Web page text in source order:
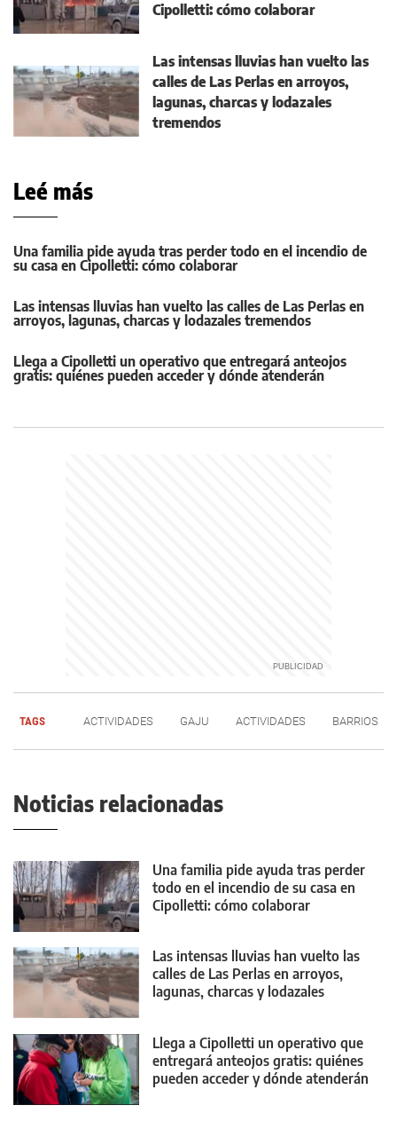
Cipolletti: cómo colaborar
Las intensas lluvias han vuelto las
calles de Las Perlas en arroyos,
lagunas, charcas y lodazales
tremendos
Leé más
Una familia pide ayuda tras perder todo en el incendio de
su casa en Cipolletti: cómo colaborar
Las intensas lluvias han vuelto las calles de Las Perlas en
arroyos, lagunas, charcas y lodazales tremendos
Llega a Cipolletti un operativo que entregará anteojos
gratis: quiénes pueden acceder y dónde atenderán
TAGS ACTIVIDADES GAJU ACTIVIDADES BARRIOS
Noticias relacionadas
Una familia pide ayuda tras perder
todo en el incendio de su casa en
Cipolletti: cómo colaborar
Las intensas lluvias han vuelto las
calles de Las Perlas en arroyos,
lagunas, charcas y lodazales
Llega a Cipolletti un operativo que
entregará anteojos gratis: quiénes
pueden acceder y dónde atenderán